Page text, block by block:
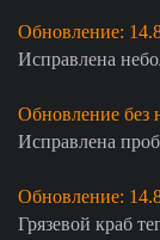
Обновление:
Исправлена
Обновление без
Исправлена
Обновление:
Грязевой краб